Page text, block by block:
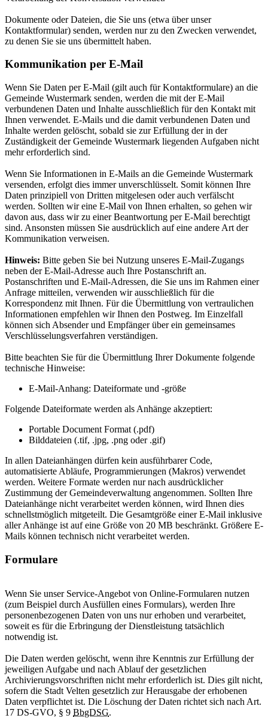
Dokumente oder Dateien, die Sie uns (etwa über unser
Kontaktformular) senden, werden nur zu den Zwecken verwendet,
zu denen Sie sie uns übermittelt haben.
Kommunikation per E-Mail
Wenn Sie Daten per E-Mail (gilt auch für Kontaktformulare) an die
Gemeinde Wustermark senden, werden die mit der E-Mail
verbundenen Daten und Inhalte ausschließlich für den Kontakt mit
Ihnen verwendet. E-Mails und die damit verbundenen Daten und
Inhalte werden gelöscht, sobald sie zur Erfüllung der in der
Zuständigkeit der Gemeinde Wustermark liegenden Aufgaben nicht
mehr erforderlich sind.
Wenn Sie Informationen in E-Mails an die Gemeinde Wustermark
versenden, erfolgt dies immer unverschlüsselt. Somit können Ihre
Daten prinzipiell von Dritten mitgelesen oder auch verfälscht
werden. Sollten wir eine E-Mail von Ihnen erhalten, so gehen wir
davon aus, dass wir zu einer Beantwortung per E-Mail berechtigt
sind. Ansonsten müssen Sie ausdrücklich auf eine andere Art der
Kommunikation verweisen.
Hinweis: Bitte geben Sie bei Nutzung unseres E-Mail-Zugangs
neben der E-Mail-Adresse auch Ihre Postanschrift an.
Postanschriften und E-Mail-Adressen, die Sie uns im Rahmen einer
Anfrage mitteilen, verwenden wir ausschließlich für die
Korrespondenz mit Ihnen. Für die Übermittlung von vertraulichen
Informationen empfehlen wir Ihnen den Postweg. Im Einzelfall
können sich Absender und Empfänger über ein gemeinsames
Verschlüsselungsverfahren verständigen.
Bitte beachten Sie für die Übermittlung Ihrer Dokumente folgende
technische Hinweise:
E-Mail-Anhang: Dateiformate und -größe
Folgende Dateiformate werden als Anhänge akzeptiert:
Portable Document Format (.pdf)
Bilddateien (.tif, .jpg, .png oder .gif)
In allen Dateianhängen dürfen kein ausführbarer Code,
automatisierte Abläufe, Programmierungen (Makros) verwendet
werden. Weitere Formate werden nur nach ausdrücklicher
Zustimmung der Gemeindeverwaltung angenommen. Sollten Ihre
Dateianhänge nicht verarbeitet werden können, wird Ihnen dies
schnellstmöglich mitgeteilt. Die Gesamtgröße einer E-Mail inklusive
aller Anhänge ist auf eine Größe von 20 MB beschränkt. Größere E-
Mails können technisch nicht verarbeitet werden.
Formulare
Wenn Sie unser Service-Angebot von Online-Formularen nutzen
(zum Beispiel durch Ausfüllen eines Formulars), werden Ihre
personenbezogenen Daten von uns nur erhoben und verarbeitet,
soweit es für die Erbringung der Dienstleistung tatsächlich
notwendig ist.
Die Daten werden gelöscht, wenn ihre Kenntnis zur Erfüllung der
jeweiligen Aufgabe und nach Ablauf der gesetzlichen
Archivierungsvorschriften nicht mehr erforderlich ist. Dies gilt nicht,
sofern die Stadt Velten gesetzlich zur Herausgabe der erhobenen
Daten verpflichtet ist. Die Löschung der Daten richtet sich nach Art.
17 DS-GVO, § 9 BbgDSG.